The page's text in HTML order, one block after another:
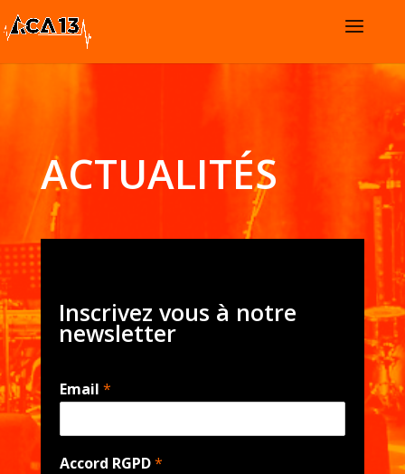
ACTUALITÉS
Inscrivez vous à notre
newsletter
Email *
Accord RGPD*